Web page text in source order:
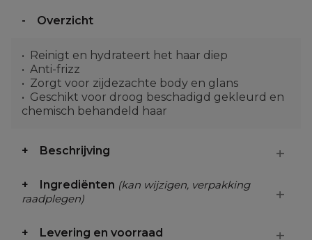
Overzicht
Reinigt en hydrateert het haar diep
Anti-frizz
Zorgt voor zijdezachte body en glans
Geschikt voor droog beschadigd gekleurd en
chemisch behandeld haar
Beschrijving
Ingrediënten (kan wijzigen, verpakking
raadplegen)
Levering en voorraad